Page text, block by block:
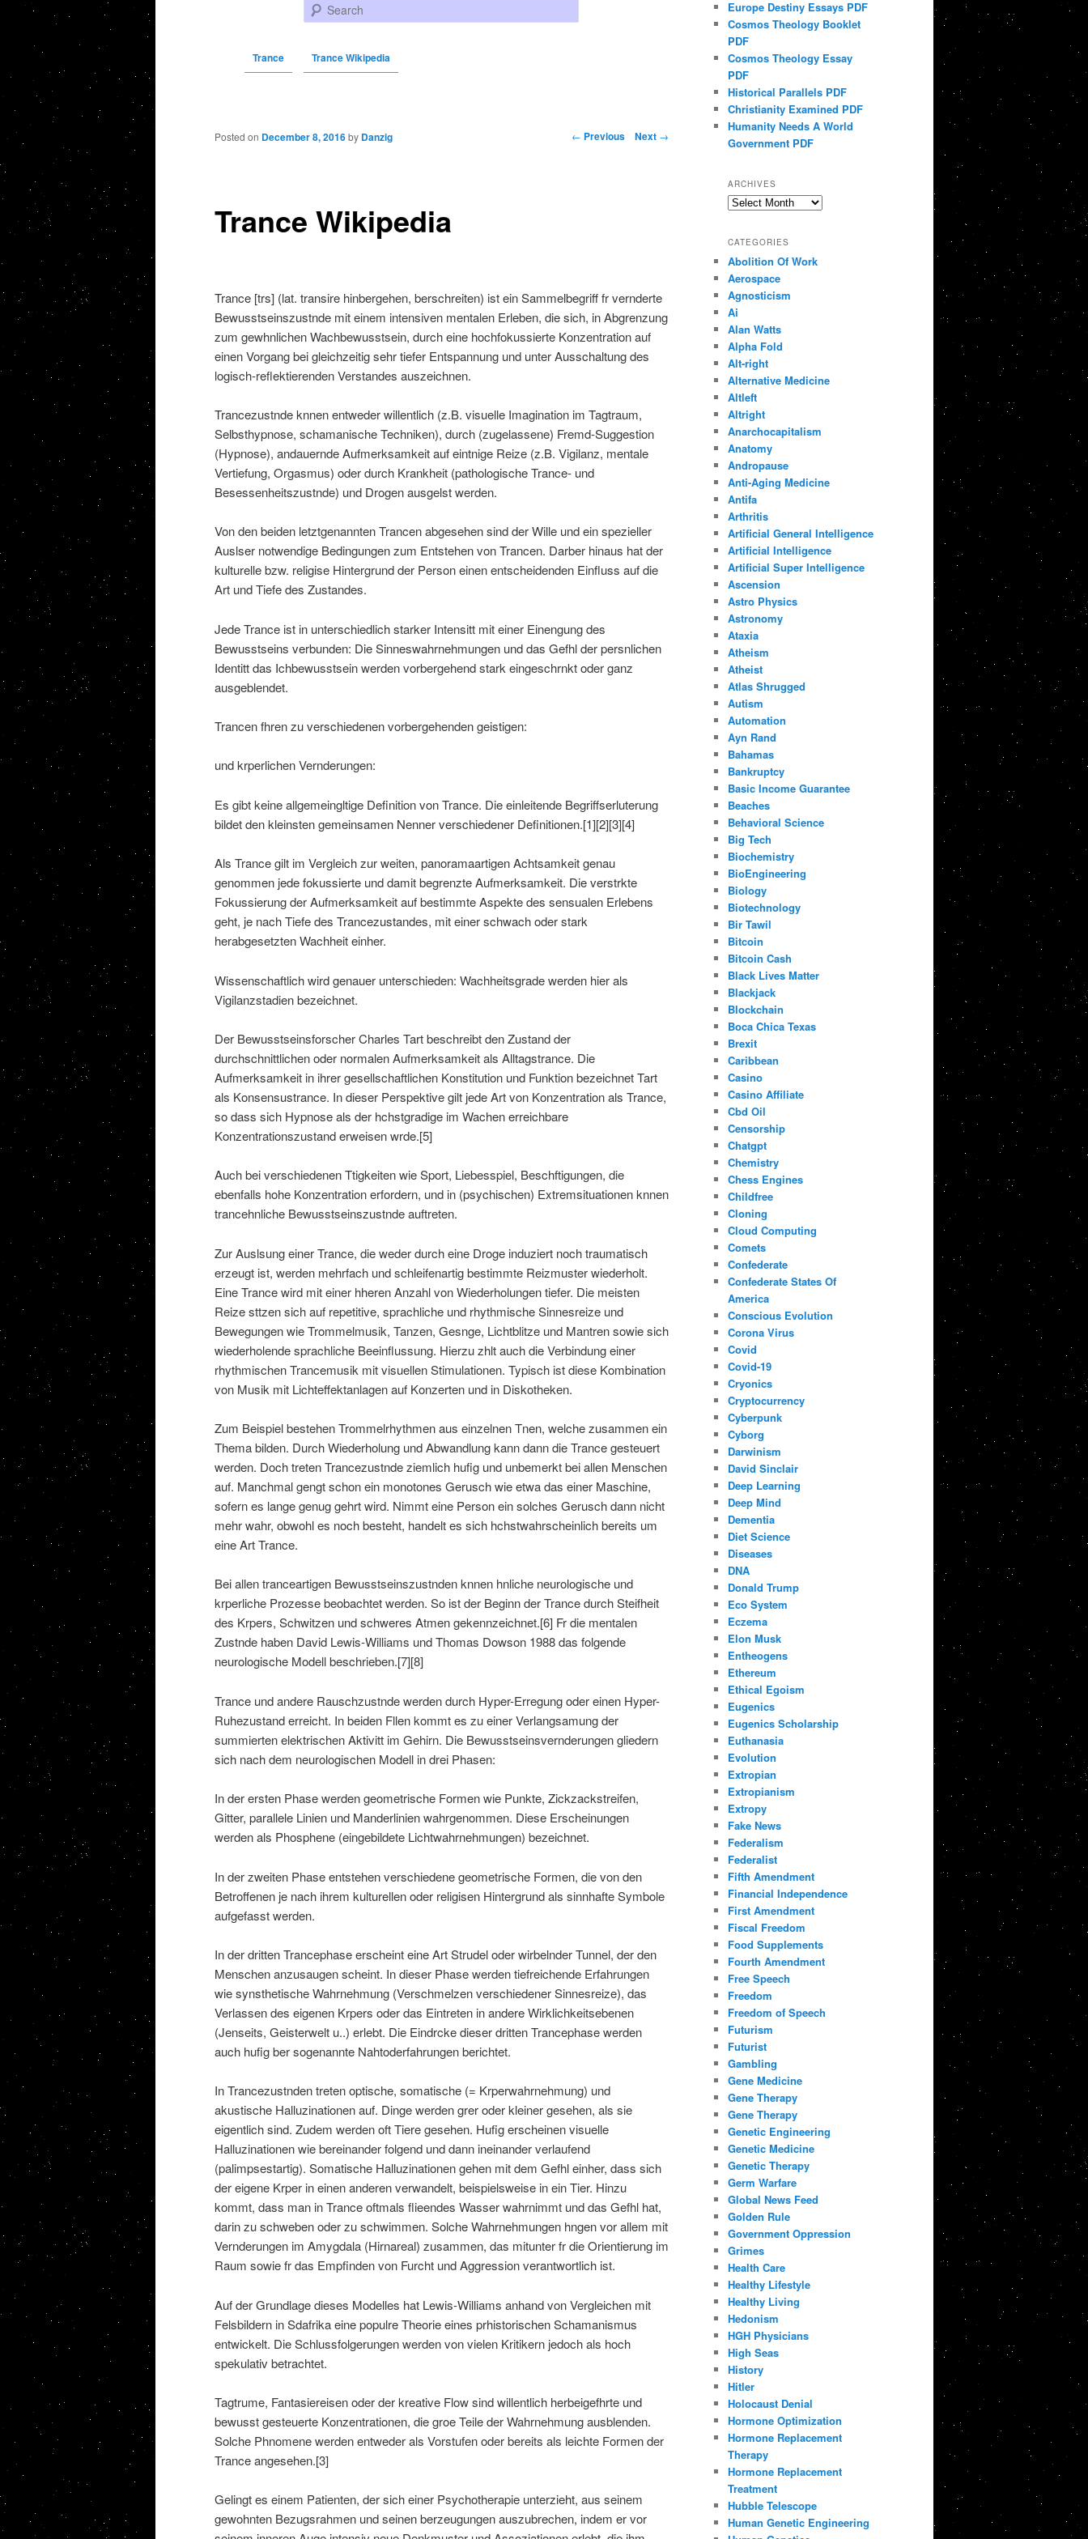
Search
Trance Trance Wikipedia
Post navigation ← Previous Next →
Trance Wikipedia
Posted on December 8, 2016 by Danzig
Trance [trs] (lat. transire hinbergehen, berschreiten) ist ein Sammelbegriff fr vernderte
Bewusstseinszustnde mit einem intensiven mentalen Erleben, die sich, in Abgrenzung
zum gewhnlichen Wachbewusstsein, durch eine hochfokussierte Konzentration auf
einen Vorgang bei gleichzeitig sehr tiefer Entspannung und unter Ausschaltung des
logisch-reflektierenden Verstandes auszeichnen.
Trancezustnde knnen entweder willentlich (z.B. visuelle Imagination im Tagtraum,
Selbsthypnose, schamanische Techniken), durch (zugelassene) Fremd-Suggestion
(Hypnose), andauernde Aufmerksamkeit auf eintnige Reize (z.B. Vigilanz, mentale
Vertiefung, Orgasmus) oder durch Krankheit (pathologische Trance- und
Besessenheitszustnde) und Drogen ausgelst werden.
Von den beiden letztgenannten Trancen abgesehen sind der Wille und ein spezieller
Auslser notwendige Bedingungen zum Entstehen von Trancen. Darber hinaus hat der
kulturelle bzw. religise Hintergrund der Person einen entscheidenden Einfluss auf die
Art und Tiefe des Zustandes.
Jede Trance ist in unterschiedlich starker Intensitt mit einer Einengung des
Bewusstseins verbunden: Die Sinneswahrnehmungen und das Gefhl der persnlichen
Identitt das Ichbewusstsein werden vorbergehend stark eingeschrnkt oder ganz
ausgeblendet.
Trancen fhren zu verschiedenen vorbergehenden geistigen:
und krperlichen Vernderungen:
Es gibt keine allgemeingltige Definition von Trance. Die einleitende Begriffserluterung
bildet den kleinsten gemeinsamen Nenner verschiedener Definitionen.[1][2][3][4]
Als Trance gilt im Vergleich zur weiten, panoramaartigen Achtsamkeit genau
genommen jede fokussierte und damit begrenzte Aufmerksamkeit. Die verstrkte
Fokussierung der Aufmerksamkeit auf bestimmte Aspekte des sensualen Erlebens
geht, je nach Tiefe des Trancezustandes, mit einer schwach oder stark
herabgesetzten Wachheit einher.
Wissenschaftlich wird genauer unterschieden: Wachheitsgrade werden hier als
Vigilanzstadien bezeichnet.
Der Bewusstseinsforscher Charles Tart beschreibt den Zustand der
durchschnittlichen oder normalen Aufmerksamkeit als Alltagstrance. Die
Aufmerksamkeit in ihrer gesellschaftlichen Konstitution und Funktion bezeichnet Tart
als Konsensustrance. In dieser Perspektive gilt jede Art von Konzentration als Trance,
so dass sich Hypnose als der hchstgradige im Wachen erreichbare
Konzentrationszustand erweisen wrde.[5]
Auch bei verschiedenen Ttigkeiten wie Sport, Liebesspiel, Beschftigungen, die
ebenfalls hohe Konzentration erfordern, und in (psychischen) Extremsituationen knnen
trancehnliche Bewusstseinszustnde auftreten.
Zur Auslsung einer Trance, die weder durch eine Droge induziert noch traumatisch
erzeugt ist, werden mehrfach und schleifenartig bestimmte Reizmuster wiederholt.
Eine Trance wird mit einer hheren Anzahl von Wiederholungen tiefer. Die meisten
Reize sttzen sich auf repetitive, sprachliche und rhythmische Sinnesreize und
Bewegungen wie Trommelmusik, Tanzen, Gesnge, Lichtblitze und Mantren sowie sich
wiederholende sprachliche Beeinflussung. Hierzu zhlt auch die Verbindung einer
rhythmischen Trancemusik mit visuellen Stimulationen. Typisch ist diese Kombination
von Musik mit Lichteffektanlagen auf Konzerten und in Diskotheken.
Zum Beispiel bestehen Trommelrhythmen aus einzelnen Tnen, welche zusammen ein
Thema bilden. Durch Wiederholung und Abwandlung kann dann die Trance gesteuert
werden. Doch treten Trancezustnde ziemlich hufig und unbemerkt bei allen Menschen
auf. Manchmal gengt schon ein monotones Gerusch wie etwa das einer Maschine,
sofern es lange genug gehrt wird. Nimmt eine Person ein solches Gerusch dann nicht
mehr wahr, obwohl es noch besteht, handelt es sich hchstwahrscheinlich bereits um
eine Art Trance.
Bei allen tranceartigen Bewusstseinszustnden knnen hnliche neurologische und
krperliche Prozesse beobachtet werden. So ist der Beginn der Trance durch Steifheit
des Krpers, Schwitzen und schweres Atmen gekennzeichnet.[6] Fr die mentalen
Zustnde haben David Lewis-Williams und Thomas Dowson 1988 das folgende
neurologische Modell beschrieben.[7][8]
Trance und andere Rauschzustnde werden durch Hyper-Erregung oder einen Hyper-
Ruhezustand erreicht. In beiden Fllen kommt es zu einer Verlangsamung der
summierten elektrischen Aktivitt im Gehirn. Die Bewusstseinsvernderungen gliedern
sich nach dem neurologischen Modell in drei Phasen:
In der ersten Phase werden geometrische Formen wie Punkte, Zickzackstreifen,
Gitter, parallele Linien und Manderlinien wahrgenommen. Diese Erscheinungen
werden als Phosphene (eingebildete Lichtwahrnehmungen) bezeichnet.
In der zweiten Phase entstehen verschiedene geometrische Formen, die von den
Betroffenen je nach ihrem kulturellen oder religisen Hintergrund als sinnhafte Symbole
aufgefasst werden.
In der dritten Trancephase erscheint eine Art Strudel oder wirbelnder Tunnel, der den
Menschen anzusaugen scheint. In dieser Phase werden tiefreichende Erfahrungen
wie synsthetische Wahrnehmung (Verschmelzen verschiedener Sinnesreize), das
Verlassen des eigenen Krpers oder das Eintreten in andere Wirklichkeitsebenen
(Jenseits, Geisterwelt u..) erlebt. Die Eindrcke dieser dritten Trancephase werden
auch hufig ber sogenannte Nahtoderfahrungen berichtet.
In Trancezustnden treten optische, somatische (= Krperwahrnehmung) und
akustische Halluzinationen auf. Dinge werden grer oder kleiner gesehen, als sie
eigentlich sind. Zudem werden oft Tiere gesehen. Hufig erscheinen visuelle
Halluzinationen wie bereinander folgend und dann ineinander verlaufend
(palimpsestartig). Somatische Halluzinationen gehen mit dem Gefhl einher, dass sich
der eigene Krper in einen anderen verwandelt, beispielsweise in ein Tier. Hinzu
kommt, dass man in Trance oftmals flieendes Wasser wahrnimmt und das Gefhl hat,
darin zu schweben oder zu schwimmen. Solche Wahrnehmungen hngen vor allem mit
Vernderungen im Amygdala (Hirnareal) zusammen, das mitunter fr die Orientierung im
Raum sowie fr das Empfinden von Furcht und Aggression verantwortlich ist.
Auf der Grundlage dieses Modelles hat Lewis-Williams anhand von Vergleichen mit
Felsbildern in Sdafrika eine populre Theorie eines prhistorischen Schamanismus
entwickelt. Die Schlussfolgerungen werden von vielen Kritikern jedoch als hoch
spekulativ betrachtet.
Tagtrume, Fantasiereisen oder der kreative Flow sind willentlich herbeigefhrte und
bewusst gesteuerte Konzentrationen, die groe Teile der Wahrnehmung ausblenden.
Solche Phnomene werden entweder als Vorstufen oder bereits als leichte Formen der
Trance angesehen.[3]
Gelingt es einem Patienten, der sich einer Psychotherapie unterzieht, aus seinem
gewohnten Bezugsrahmen und seinen berzeugungen auszubrechen, indem er vor
Europe Destiny Essays PDF
Cosmos Theology Booklet
PDF
Cosmos Theology Essay
PDF
Historical Parallels PDF
Christianity Examined PDF
Humanity Needs A World
Government PDF
ARCHIVES
Archives
CATEGORIES
Abolition Of Work
Aerospace
Agnosticism
Ai
Alan Watts
Alpha Fold
Alt-right
Alternative Medicine
Altleft
Altright
Anarchocapitalism
Anatomy
Andropause
Anti-Aging Medicine
Antifa
Arthritis
Artificial General Intelligence
Artificial Intelligence
Artificial Super Intelligence
Ascension
Astro Physics
Astronomy
Ataxia
Atheism
Atheist
Atlas Shrugged
Autism
Automation
Ayn Rand
Bahamas
Bankruptcy
Basic Income Guarantee
Beaches
Behavioral Science
Big Tech
Biochemistry
BioEngineering
Biology
Biotechnology
Bir Tawil
Bitcoin
Bitcoin Cash
Black Lives Matter
Blackjack
Blockchain
Boca Chica Texas
Brexit
Caribbean
Casino
Casino Affiliate
Cbd Oil
Censorship
Chatgpt
Chemistry
Chess Engines
Childfree
Cloning
Cloud Computing
Comets
Confederate
Confederate States Of
America
Conscious Evolution
Corona Virus
Covid
Covid-19
Cryonics
Cryptocurrency
Cyberpunk
Cyborg
Darwinism
David Sinclair
Deep Learning
Deep Mind
Dementia
Diet Science
Diseases
DNA
Donald Trump
Eco System
Eczema
Elon Musk
Entheogens
Ethereum
Ethical Egoism
Eugenics
Eugenics Scholarship
Euthanasia
Evolution
Extropian
Extropianism
Extropy
Fake News
Federalism
Federalist
Fifth Amendment
Financial Independence
First Amendment
Fiscal Freedom
Food Supplements
Fourth Amendment
Free Speech
Freedom
Freedom of Speech
Futurism
Futurist
Gambling
Gene Medicine
Gene Therapy
Gene Therapy
Genetic Engineering
Genetic Medicine
Genetic Therapy
Germ Warfare
Global News Feed
Golden Rule
Government Oppression
Grimes
Health Care
Healthy Lifestyle
Healthy Living
Hedonism
HGH Physicians
High Seas
History
Hitler
Holocaust Denial
Hormone Optimization
Hormone Replacement
Therapy
Hormone Replacement
Treatment
Hubble Telescope
Human Genetic Engineering